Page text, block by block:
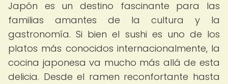
Japón es un destino fascinante para las
familias amantes de la cultura y la
gastronomía. Si bien el sushi es uno de los
platos más conocidos internacionalmente, la
cocina japonesa va mucho más allá de esta
delicia. Desde el ramen reconfortante hasta